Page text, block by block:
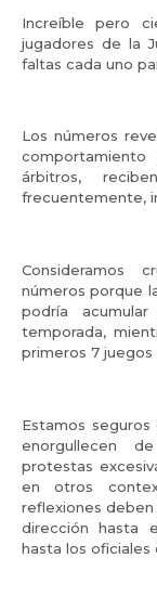
Increíble pero
jugadores de la
faltas cada uno
Los números
árbitros,
frecuentemente,
Consideramos
números porque
podría acumular
temporada,
primeros 7 juegos
Estamos
enorgullecen
protestas
en otros
reflexiones
dirección hasta
hasta los oficiales